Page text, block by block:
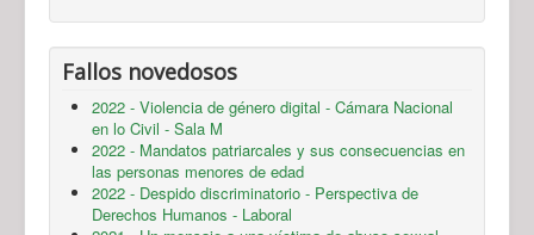
Fallos novedosos
2022 - Violencia de género digital - Cámara Nacional
en lo Civil - Sala M
2022 - Mandatos patriarcales y sus consecuencias en
las personas menores de edad
2022 - Despido discriminatorio - Perspectiva de
Derechos Humanos - Laboral